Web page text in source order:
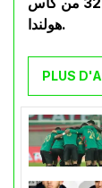
هولندا.
PLUS